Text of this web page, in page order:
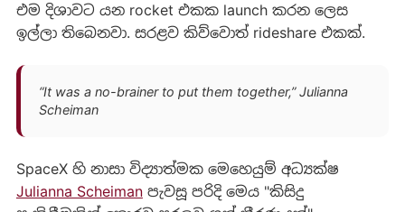
එම දිශාවට යන rocket එකක launch කරන ලෙස
ඉල්ලා තිබෙනවා. සරළව කිව්වොත් rideshare එකක්.
“It was a no-brainer to put them together,” Julianna
Scheiman
SpaceX හි නාසා විද්‍යාත්මක මෙහෙයුම් අධ්‍යක්ෂ
Julianna Scheimanපැවසූ පරිදි මෙය "කිසිදු